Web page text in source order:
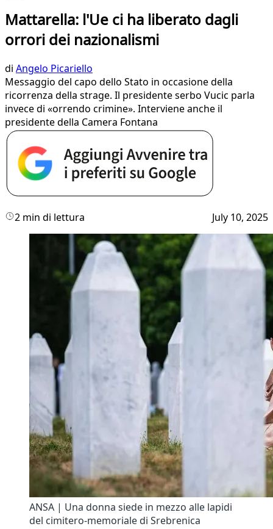
Mattarella: l'Ue ci ha liberato dagli
orrori dei nazionalismi
di Angelo Picariello
Messaggio del capo dello Stato in occasione della
ricorrenza della strage. Il presidente serbo Vucic parla
invece di «orrendo crimine». Interviene anche il
presidente della Camera Fontana
2 min di lettura July 10, 2025
ANSA | Una donna siede in mezzo alle lapidi
del cimitero-memoriale di Srebrenica